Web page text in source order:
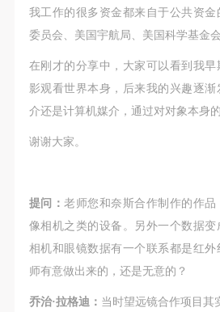
我工作的很多资金都来自于公共资
委员会、美国宇航局、美国科学基金会
在刚才的分享中，大家可以看到我
影观看世界本身，后来我的兴趣逐
介还是计算机媒介，通过对对象本身
谢谢大家。
提问：老师您和奈斯合作制作的作
像相机之类的设备。另外一个数据变
相机和眼镜数据有一个联系都是红
师有意做出来的，还是无意的？
乔治·拉格迪： 当时望远镜合作项目其